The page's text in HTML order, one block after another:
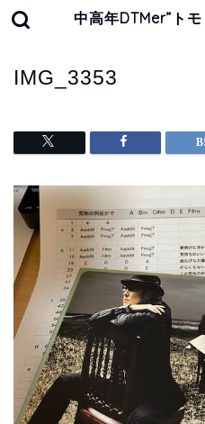
中高年DTMer”ト
IMG_3353